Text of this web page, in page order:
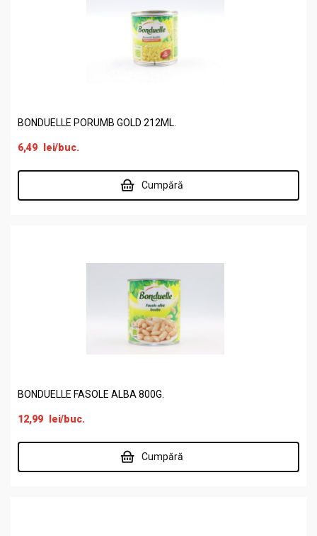
BONDUELLE PORUMB GOLD 212ML.
6,49 lei/buc.
Cumpără
BONDUELLE FASOLE ALBA 800G.
12,99 lei/buc.
Cumpără